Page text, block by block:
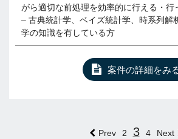
がら適切な前処理を効率的に行える・行
– 古典統計学、ベイズ統計学、時系列解
学の知識を有している方
案件の詳細をみ
Prev 2 3 4 Next